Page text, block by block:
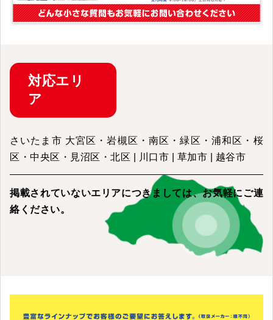
対応エリ
ア
さいたま市 大宮区・岩槻区・南区・緑区・浦和区・桜
区・中央区・見沼区・北区 | 川口市 | 草加市 | 越谷市
掲載されていないエリアにつきましては、お気軽にご連
絡ください。